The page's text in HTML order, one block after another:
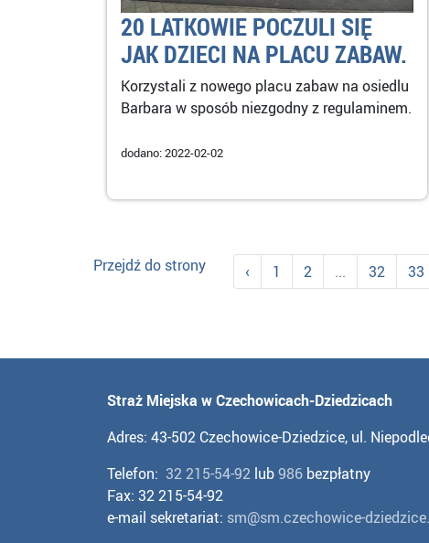
20 LATKOWIE POCZULI SIĘ
JAK DZIECI NA PLACU ZABAW.
Korzystali z nowego placu zabaw na osiedlu
Barbara w sposób niezgodny z regulaminem.
dodano: 2022-02-02
Przejdź do strony ‹ 1 2 ... 32 33
Straż Miejska w Czechowicach-Dziedzicach
Adres: 43-502 Czechowice-Dziedzice, ul.
Telefon: 32 215-54-92 lub986 bezpłatny
Fax: 32 215-54-92
e-mail sekretariat: sm@sm.czechowice-